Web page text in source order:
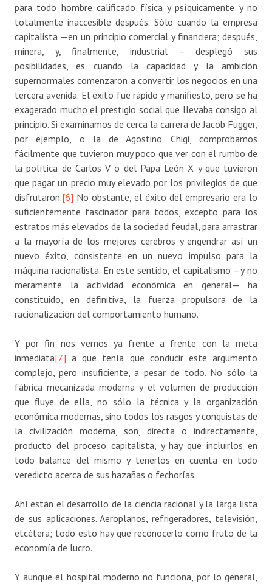
para todo hombre calificado física y psíquicamente y no
totalmente inaccesible después. Sólo cuando la empresa
capitalista —en un principio comercial y financiera; después,
minera, y, finalmente, industrial – desplegó sus
posibilidades, es cuando la capacidad y la ambición
supernormales comenzaron a convertir los negocios en una
tercera avenida. El éxito fue rápido y manifiesto, pero se ha
exagerado mucho el prestigio social que llevaba consigo al
principio. Si examinamos de cerca la carrera de Jacob Fugger,
por ejemplo, o la de Agostino Chigi, comprobamos
fácilmente que tuvieron muy poco que ver con el rumbo de
la política de Carlos V o del Papa León X y que tuvieron
que pagar un precio muy elevado por los privilegios de que
disfrutaron.[6] No obstante, el éxito del empresario era lo
suficientemente fascinador para todos, excepto para los
estratos más elevados de la sociedad feudal, para arrastrar
a la mayoría de los mejores cerebros y engendrar así un
nuevo éxito, consistente en un nuevo impulso para la
máquina racionalista. En este sentido, el capitalismo —y no
meramente la actividad económica en general— ha
constituido, en definitiva, la fuerza propulsora de la
racionalización del comportamiento humano.
Y por fin nos vemos ya frente a frente con la meta
inmediata[7] a que tenía que conducir este argumento
complejo, pero insuficiente, a pesar de todo. No sólo la
fábrica mecanizada moderna y el volumen de producción
que fluye de ella, no sólo la técnica y la organización
económica modernas, sino todos los rasgos y conquistas de
la civilización moderna, son, directa o indirectamente,
producto del proceso capitalista, y hay que incluirlos en
todo balance del mismo y tenerlos en cuenta en todo
veredicto acerca de sus hazañas o fechorías.
Ahí están el desarrollo de la ciencia racional y la larga lista
de sus aplicaciones. Aeroplanos, refrigeradores, televisión,
etcétera; todo esto hay que reconocerlo como fruto de la
economía de lucro.
Y aunque el hospital moderno no funciona, por lo general,